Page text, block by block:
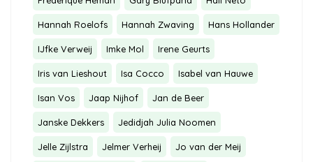
Hannah Roelofs Hannah Zwaving Hans Hollander
IJfke Verweij Imke Mol Irene Geurts
Iris van Lieshout Isa Cocco Isabel van Hauwe
Isan Vos Jaap Nijhof Jan de Beer
Janske Dekkers Jedidjah Julia Noomen
Jelle Zijlstra Jelmer Verheij Jo van der Meij